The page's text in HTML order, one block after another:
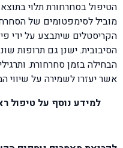
הטיפול בסחרחורת תלוי
מוביל לסימפטומים של
הקריסטלים שיתבצע על ידי
הסיבובית. ישנן גם תרופות
הבחילה בזמן סחרחורת.
אשר יעזרו לשמירה על שיווי
למידע נוסף על טיפול